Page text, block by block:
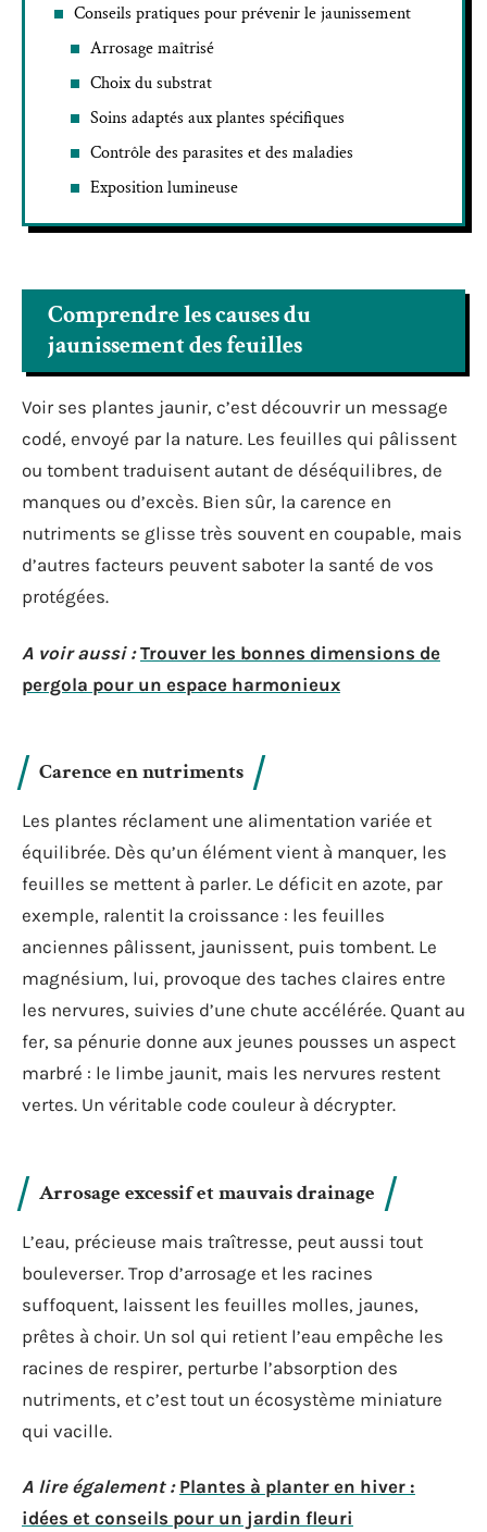
Conseils pratiques pour prévenir le jaunissement
Arrosage maîtrisé
Choix du substrat
Soins adaptés aux plantes spécifiques
Contrôle des parasites et des maladies
Exposition lumineuse
Comprendre les causes du
jaunissement des feuilles
Voir ses plantes jaunir, c’est découvrir un message
codé, envoyé par la nature. Les feuilles qui pâlissent
ou tombent traduisent autant de déséquilibres, de
manques ou d’excès. Bien sûr, la carence en
nutriments se glisse très souvent en coupable, mais
d’autres facteurs peuvent saboter la santé de vos
protégées.
A voir aussi : Trouver les bonnes dimensions de
pergola pour un espace harmonieux
Carence en nutriments
Les plantes réclament une alimentation variée et
équilibrée. Dès qu’un élément vient à manquer, les
feuilles se mettent à parler. Le déficit en azote, par
exemple, ralentit la croissance : les feuilles
anciennes pâlissent, jaunissent, puis tombent. Le
magnésium, lui, provoque des taches claires entre
les nervures, suivies d’une chute accélérée. Quant au
fer, sa pénurie donne aux jeunes pousses un aspect
marbré : le limbe jaunit, mais les nervures restent
vertes. Un véritable code couleur à décrypter.
Arrosage excessif et mauvais drainage
L’eau, précieuse mais traîtresse, peut aussi tout
bouleverser. Trop d’arrosage et les racines
suffoquent, laissent les feuilles molles, jaunes,
prêtes à choir. Un sol qui retient l’eau empêche les
racines de respirer, perturbe l’absorption des
nutriments, et c’est tout un écosystème miniature
qui vacille.
A lire également : Plantes à planter en hiver :
idées et conseils pour un jardin fleuri